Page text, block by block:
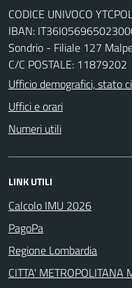
CODICE UNIVOCO
IBAN:
Sondrio - Filiale 127
C/C POSTALE: 11879202
Ufficio demografici, stato
Uffici e orari
Numeri utili
LINK UTILI
Calcolo IMU 2026
PagoPa
Regione Lombardia
CITTA' METROPOLITANA